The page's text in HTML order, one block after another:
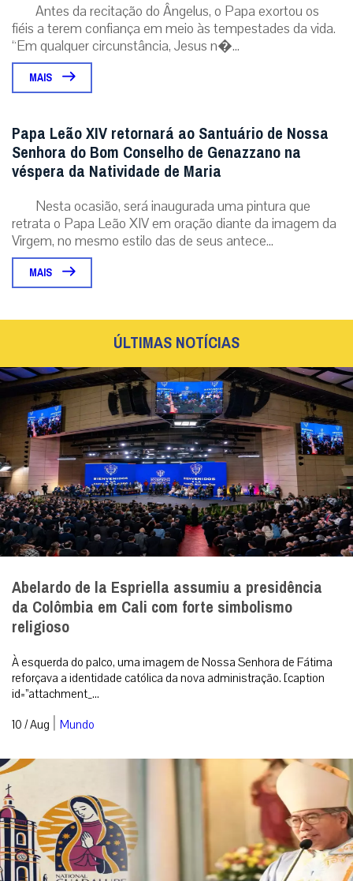
Antes da recitação do Ângelus, o Papa exortou os
fiéis a terem confiança em meio às tempestades da vida.
“Em qualquer circunstância, Jesus n�...
MAIS
Papa Leão XIV retornará ao Santuário de Nossa
Senhora do Bom Conselho de Genazzano na
véspera da Natividade de Maria
Nesta ocasião, será inaugurada uma pintura que
retrata o Papa Leão XIV em oração diante da imagem da
Virgem, no mesmo estilo das de seus antece...
MAIS
ÚLTIMAS NOTÍCIAS
Abelardo de la Espriella assumiu a presidência
da Colômbia em Cali com forte simbolismo
religioso
À esquerda do palco, uma imagem de Nossa Senhora de Fátima
reforçava a identidade católica da nova administração. [caption
id=”attachment_...
10 / Aug | Mundo